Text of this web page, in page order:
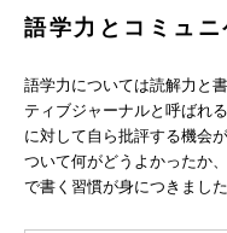
語学力とコミュ
語学力については読解力と
ティブジャーナルと呼ばれ
に対して自ら批評する機会
ついて何がどうよかったか
で書く習慣が身につきました